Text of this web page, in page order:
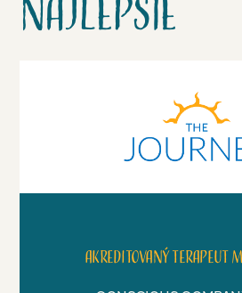
najlepšie
Akreditovaný terapeut